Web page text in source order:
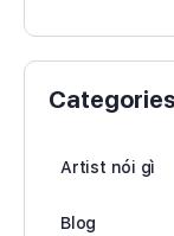
Categories
Artist nói gì
Blog